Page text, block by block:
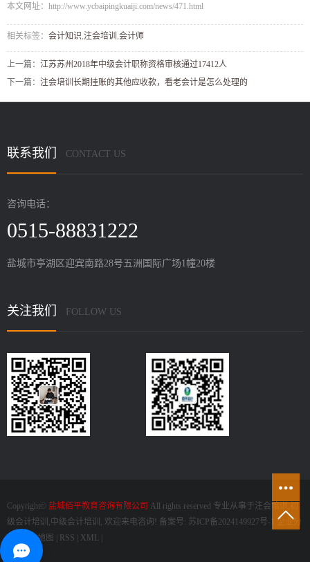
本文网址：http://www.ycbaipingkuaiji.com/news/471.html
相关标签： 会计知识,注会培训 ,会计师
上一篇： 江苏苏州2018年中级会计职称资格审核通过17412人
下一篇： 注会培训长期挂账的其他应收款，看老会计是怎么处理的
联系我们 CONTACT US
咨询电话：
0515-88831222
盐城市亭湖区迎宾南路28号五洲国际广场1幢20楼
关注我们 FOLLOW US
Copyright© 盐城佰平教育咨询有限公司 All rights reserved 专业从事于注会培训
级会计培训 ,中级会计培训 , 欢迎来电咨询! 备案号: 苏ICP备2024149927号-1
企业分
网站地图 RSS XML